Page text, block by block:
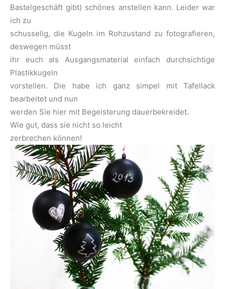
Bastelgeschäft gibt) schönes anstellen kann. Leider war
ich zu
schusselig, die Kugeln im Rohzustand zu fotografieren,
deswegen müsst
ihr euch als Ausgangsmaterial einfach durchsichtige
Plastikkugeln
vorstellen. Die habe ich ganz simpel mit Tafellack
bearbeitet und nun
werden Sie hier mit Begeisterung dauerbekreidet.
Wie gut, dass sie nicht so leicht
zerbrechen können!